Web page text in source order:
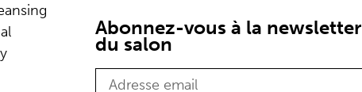
Abonnez-vous à la newsletter
du salon